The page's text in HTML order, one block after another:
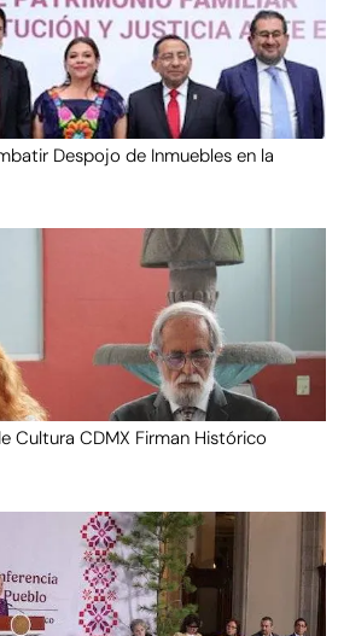
Despojo de Inmuebles en la
Cultura CDMX Firman Histórico